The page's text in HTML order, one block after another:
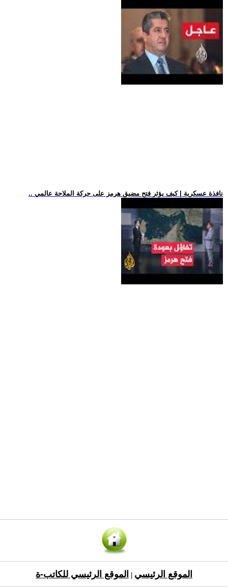
.. نافذة عسكرية | كيف يؤثر فتح مضيق هرمز على حركة الملاحة عالمي
الموقع الرئيسي الموقع الرئيسي للكاتب-ة